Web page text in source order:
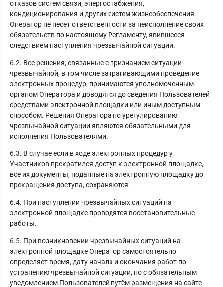
отказов систем связи, энергоснабжения,
кондиционирования и других систем жизнеобеспечения.
Оператор не несет ответственности за неисполнение своих
обязательств по настоящему Регламенту, явившееся
следствием наступления чрезвычайной ситуации.
6.2. Все решения, связанные с признанием ситуации
чрезвычайной, в том числе затрагивающими проведение
электронных процедур, принимаются уполномоченным
органом Оператора и доводятся до сведения Пользователей
средствами электронной площадки или иным доступным
способом. Решения Оператора по урегулированию
чрезвычайной ситуации являются обязательными для
исполнения Пользователями.
6.3. В случае если в ходе электронных процедур у
Участников прекратился доступ к электронной площадке,
все их документы, поданные на электронную площадку до
прекращения доступа, сохраняются.
6.4. При наступлении чрезвычайных ситуаций на
электронной площадке проводятся восстановительные
работы.
6.5. При возникновении чрезвычайных ситуаций на
электронной площадке Оператор самостоятельно
определяет время, дату начала и окончания работ по
устранению чрезвычайной ситуации, но с обязательным
уведомлением Пользователей путём размещения на сайте